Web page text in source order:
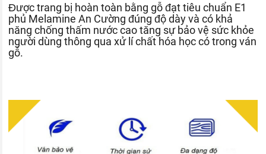
Được trang bị hoàn toàn bằng gỗ đạt tiêu chuẩn E1
phủ Melamine An Cường đúng độ dày và có khả
năng chống thấm nước cao tăng sự bảo vệ sức khỏe
người dùng thông qua xử lí chất hóa học có trong ván
gỗ.